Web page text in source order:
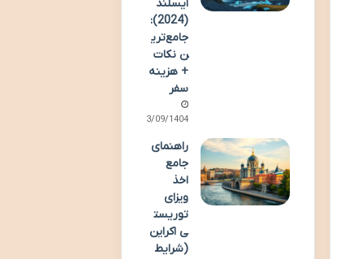
ایسلند
(2024):
جامع‌تری
ن نکات
+ هزینه
سفر
13/09/1404
راهنمای
جامع
اخذ
ویزای
توریست
ی اکراین
(شرایط